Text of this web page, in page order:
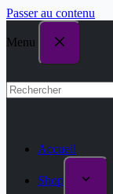
Passer au contenu
Menu
Accueil
Shop